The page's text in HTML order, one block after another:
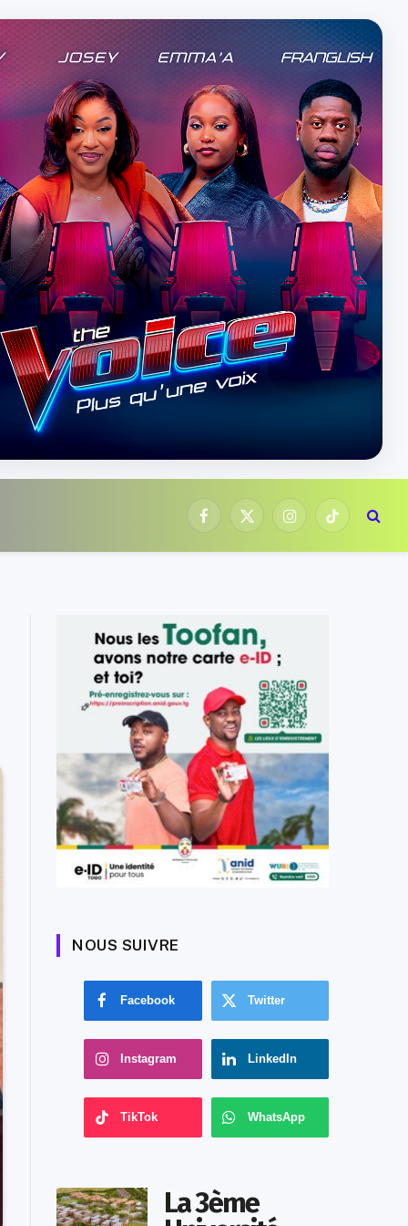
Facebook
X
InstagramTikTok
NOUS SUIVRE
Facebook Twitter
Instagram LinkedIn
TikTok WhatsApp
La 3ème